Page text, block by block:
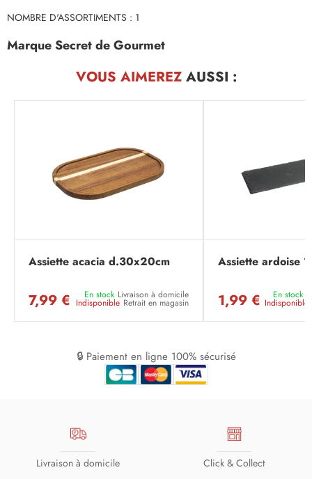
NOMBRE D'ASSORTIMENTS : 1
Marque Secret de Gourmet
VOUS AIMEREZAUSSI :
Assiette acacia d.30x20cm
7,99 € En stock Livraison à domicile
Indisponible Retrait en magasin
Assiette ardoise
1,99 € En stock
Indisponible
🔒 Paiement en ligne 100% sécurisé
Livraison à domicile Click & Collect